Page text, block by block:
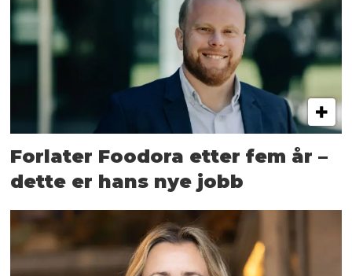
Forlater Foodora etter fem år –
dette er hans nye jobb